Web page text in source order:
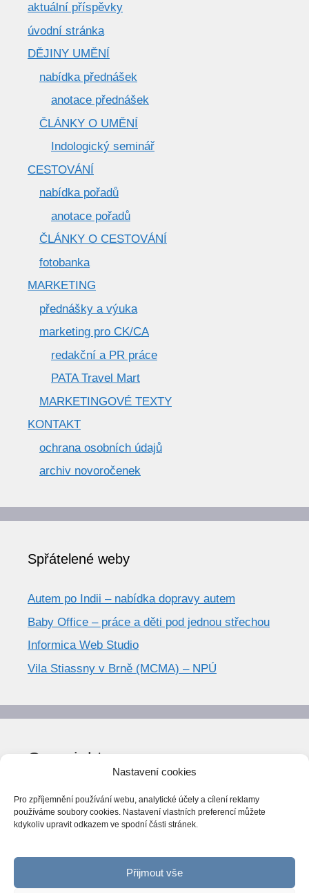
Nastavení cookies
Pro zpříjemnění používání webu, analytické účely a cílení reklamy
používáme soubory cookies. Nastavení vlastních preferencí můžete
kdykoliv upravit odkazem ve spodní části stránek.
Přijmout vše
aktuální příspěvky
úvodní stránka
DĚJINY UMĚNÍ
nabídka přednášek
anotace přednášek
ČLÁNKY O UMĚNÍ
Indologický seminář
CESTOVÁNÍ
nabídka pořadů
anotace pořadů
ČLÁNKY O CESTOVÁNÍ
fotobanka
MARKETING
přednášky a výuka
marketing pro CK/CA
redakční a PR práce
PATA Travel Mart
MARKETINGOVÉ TEXTY
KONTAKT
ochrana osobních údajů
archiv novoročenek
Spřátelené weby
Autem po Indii – nabídka dopravy autem
Baby Office – práce a děti pod jednou střechou
Informica Web Studio
Vila Stiassny v Brně (MCMA) – NPÚ
Copyright
© World Trend 2014-2026
Všechna práva vyhrazena.
CC BY-NC 4.0
ováno Národní knihovnou ČR